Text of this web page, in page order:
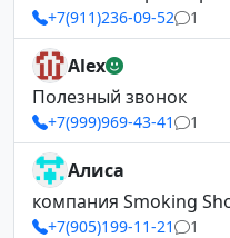
+7(911)236-09-52 1
Alex
Полезный звонок
+7(999)969-43-41 1
Алиса
компания Smoking
+7(905)199-11-21 1